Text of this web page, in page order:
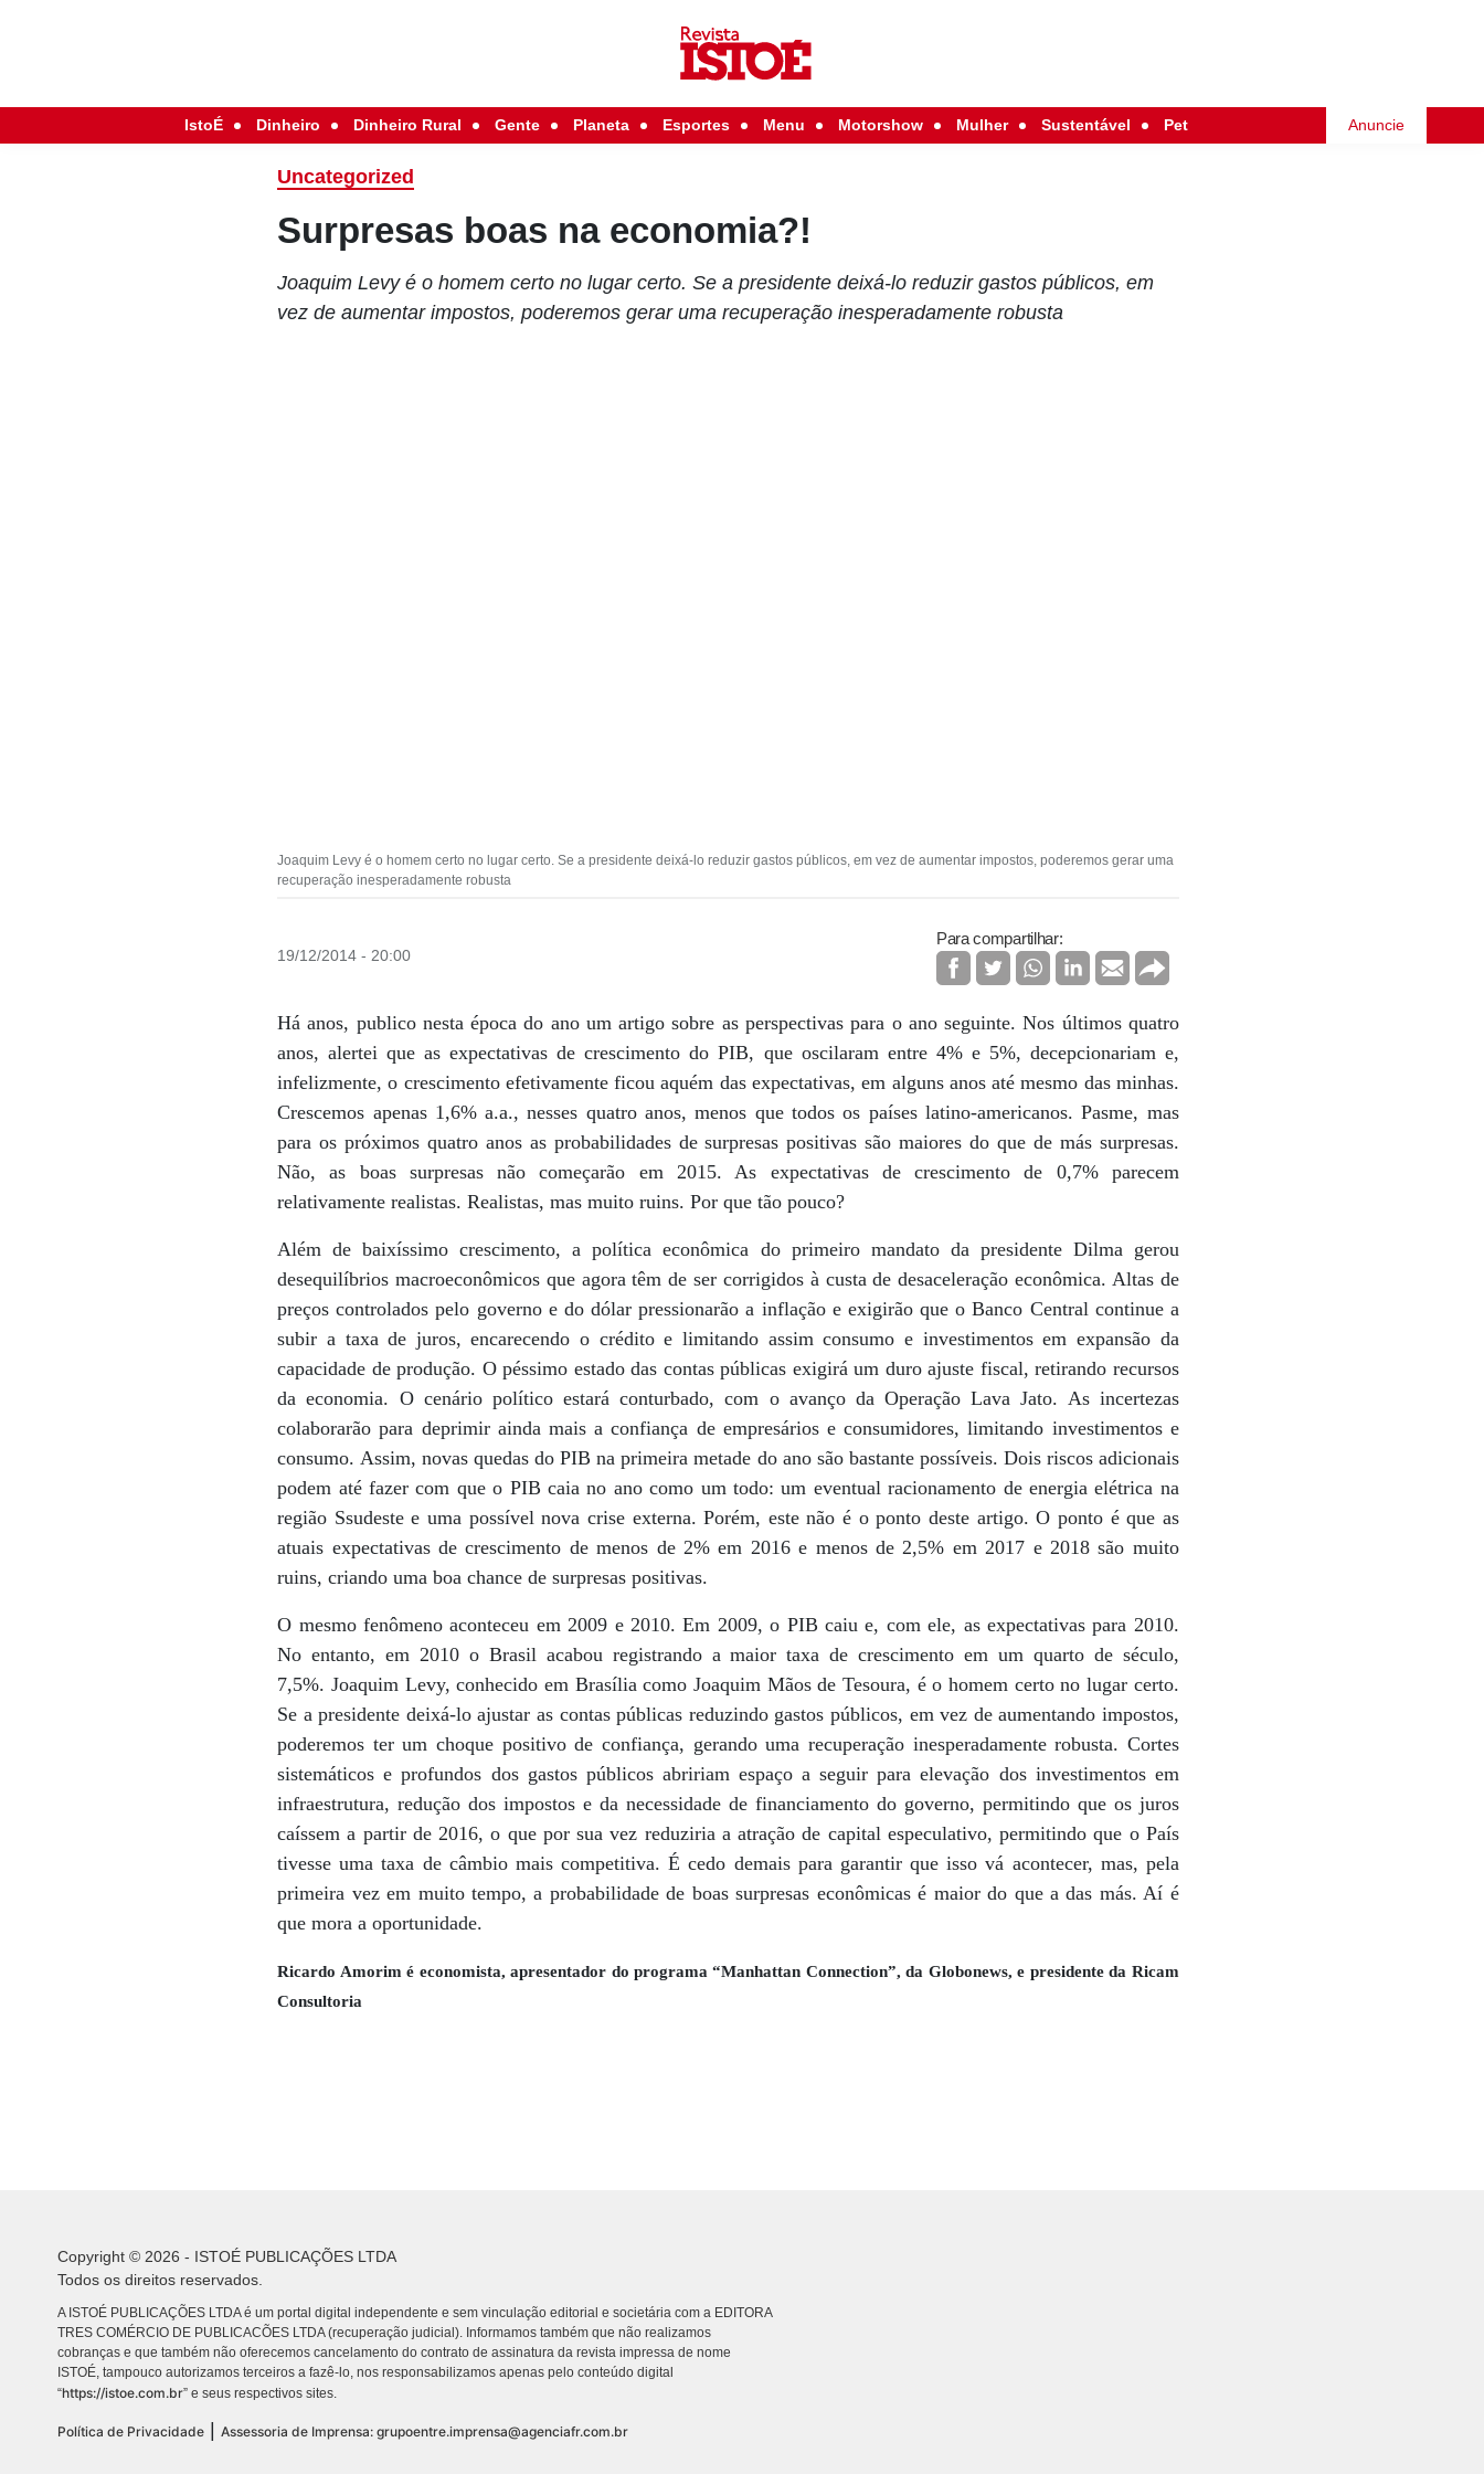
IstoÉ Dinheiro Dinheiro Rural Gente Planeta Esportes Menu Motorshow Mulher Sustentável Pet Anuncie
Uncategorized
Surpresas boas na economia?!
Joaquim Levy é o homem certo no lugar certo. Se a presidente deixá-lo reduzir gastos públicos, em
vez de aumentar impostos, poderemos gerar uma recuperação inesperadamente robusta
Joaquim Levy é o homem certo no lugar certo. Se a presidente deixá-lo reduzir gastos públicos, em vez de aumentar impostos, poderemos gerar uma
recuperação inesperadamente robusta
19/12/2014 - 20:00
Para compartilhar:
Há anos, publico nesta época do ano um artigo sobre as perspectivas para o ano seguinte. Nos últimos quatro
anos, alertei que as expectativas de crescimento do PIB, que oscilaram entre 4% e 5%, decepcionariam e,
infelizmente, o crescimento efetivamente ficou aquém das expectativas, em alguns anos até mesmo das minhas.
Crescemos apenas 1,6% a.a., nesses quatro anos, menos que todos os países latino-americanos. Pasme, mas
para os próximos quatro anos as probabilidades de surpresas positivas são maiores do que de más surpresas.
Não, as boas surpresas não começarão em 2015. As expectativas de crescimento de 0,7% parecem
relativamente realistas. Realistas, mas muito ruins. Por que tão pouco?
Além de baixíssimo crescimento, a política econômica do primeiro mandato da presidente Dilma gerou
desequilíbrios macroeconômicos que agora têm de ser corrigidos à custa de desaceleração econômica. Altas de
preços controlados pelo governo e do dólar pressionarão a inflação e exigirão que o Banco Central continue a
subir a taxa de juros, encarecendo o crédito e limitando assim consumo e investimentos em expansão da
capacidade de produção. O péssimo estado das contas públicas exigirá um duro ajuste fiscal, retirando recursos
da economia. O cenário político estará conturbado, com o avanço da Operação Lava Jato. As incertezas
colaborarão para deprimir ainda mais a confiança de empresários e consumidores, limitando investimentos e
consumo. Assim, novas quedas do PIB na primeira metade do ano são bastante possíveis. Dois riscos adicionais
podem até fazer com que o PIB caia no ano como um todo: um eventual racionamento de energia elétrica na
região Ssudeste e uma possível nova crise externa. Porém, este não é o ponto deste artigo. O ponto é que as
atuais expectativas de crescimento de menos de 2% em 2016 e menos de 2,5% em 2017 e 2018 são muito
ruins, criando uma boa chance de surpresas positivas.
O mesmo fenômeno aconteceu em 2009 e 2010. Em 2009, o PIB caiu e, com ele, as expectativas para 2010.
No entanto, em 2010 o Brasil acabou registrando a maior taxa de crescimento em um quarto de século,
7,5%. Joaquim Levy, conhecido em Brasília como Joaquim Mãos de Tesoura, é o homem certo no lugar certo.
Se a presidente deixá-lo ajustar as contas públicas reduzindo gastos públicos, em vez de aumentando impostos,
poderemos ter um choque positivo de confiança, gerando uma recuperação inesperadamente robusta. Cortes
sistemáticos e profundos dos gastos públicos abririam espaço a seguir para elevação dos investimentos em
infraestrutura, redução dos impostos e da necessidade de financiamento do governo, permitindo que os juros
caíssem a partir de 2016, o que por sua vez reduziria a atração de capital especulativo, permitindo que o País
tivesse uma taxa de câmbio mais competitiva. É cedo demais para garantir que isso vá acontecer, mas, pela
primeira vez em muito tempo, a probabilidade de boas surpresas econômicas é maior do que a das más. Aí é
que mora a oportunidade.
Ricardo Amorim é economista, apresentador do programa “Manhattan Connection”, da Globonews, e presidente da Ricam
Consultoria
Copyright © 2026 - ISTOÉ PUBLICAÇÕES LTDA
Todos os direitos reservados.
A ISTOÉ PUBLICAÇÕES LTDA é um portal digital independente e sem vinculação editorial e societária com a EDITORA
TRES COMÉRCIO DE PUBLICACÕES LTDA (recuperação judicial). Informamos também que não realizamos
cobranças e que também não oferecemos cancelamento do contrato de assinatura da revista impressa de nome
ISTOÉ, tampouco autorizamos terceiros a fazê-lo, nos responsabilizamos apenas pelo conteúdo digital
“https://istoe.com.br” e seus respectivos sites.
Política de Privacidade Assessoria de Imprensa: grupoentre.imprensa@agenciafr.com.br